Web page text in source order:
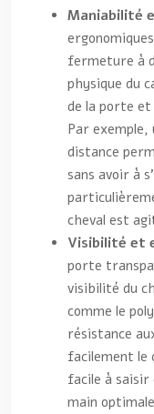
Maniabilité
fermeture à
physique du
de la porte et
Par
distance
sans avoir à
cheval est
Visibilité et
porte
visibilité du
comme le
résistance
facilement le
facile à saisir
main